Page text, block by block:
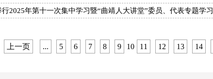
2025年第十一次集中学习暨“曲靖人大讲堂”委员、代表专题学习
上一页 ... 5 6 7 8 9 10 11 12 13 14